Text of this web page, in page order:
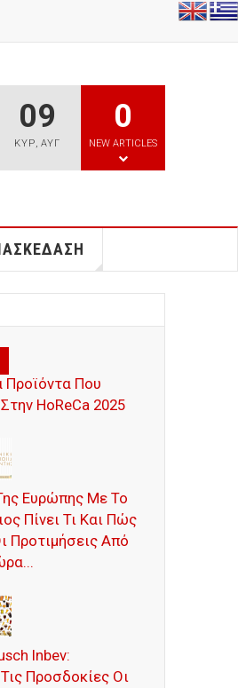
09
ΚΥΡ, ΑΥΓ
0
NEW ARTICLES
Προϊόντα Που
HoReCa 2025
Ευρώπης Με Το
Πίνει Τι Και Πώς
Προτιμήσεις Από
Inbev:
Προσδοκίες Οι